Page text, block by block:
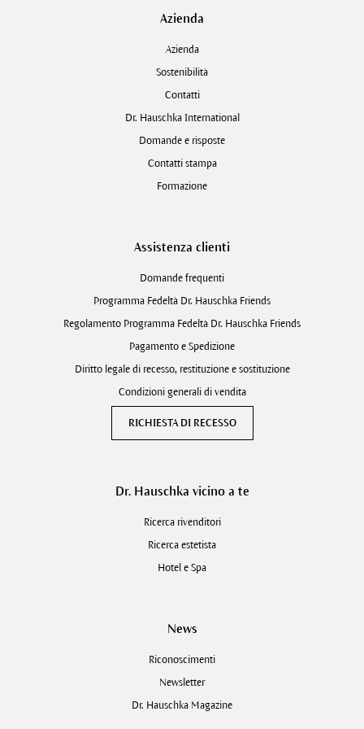
Azienda
Azienda
Sostenibilità
Contatti
Dr. Hauschka International
Domande e risposte
Contatti stampa
Formazione
Assistenza clienti
Domande frequenti
Programma Fedeltà Dr. Hauschka Friends
Regolamento Programma Fedeltà Dr. Hauschka Friends
Pagamento e Spedizione
Diritto legale di recesso, restituzione e sostituzione
Condizioni generali di vendita
RICHIESTA DI RECESSO
Dr. Hauschka vicino a te
Ricerca rivenditori
Ricerca estetista
Hotel e Spa
News
Riconoscimenti
Newsletter
Dr. Hauschka Magazine